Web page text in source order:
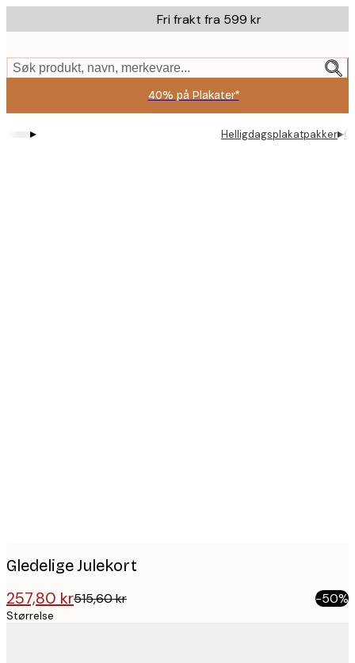
to
content.
Fri frakt fra 599 kr
Søk produkt, navn, merkevare...
40% på Plakater*
▸ Helligdagsplakatpakker▸
Gledelige Julekort
257,80 kr515,60 kr -50%
Størrelse